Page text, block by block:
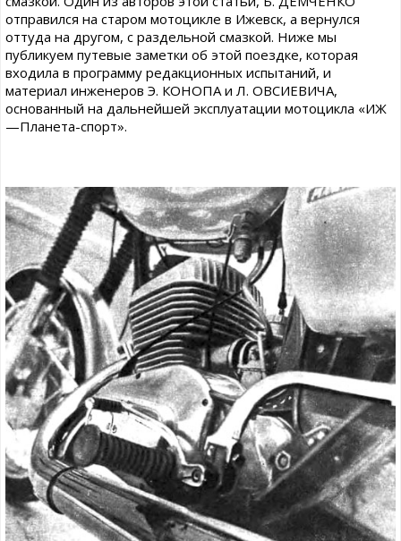
отправился на старом мотоцикле в Ижевск, а вернулся
оттуда на другом, с раздельной смазкой. Ниже мы
публикуем путевые заметки об этой поездке, которая
входила в программу редакционных испытаний, и
материал инженеров Э. КОНОПА и Л. ОВСИЕВИЧА,
основанный на дальнейшей эксплуатации мотоцикла «ИЖ
—Планета-спорт».